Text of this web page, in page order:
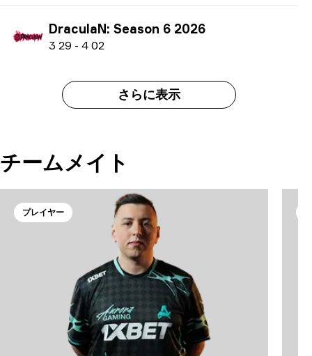
DraculaN: Season 6 2026
3 29 - 4 02
さらに表示
チームメイト
プレイヤー